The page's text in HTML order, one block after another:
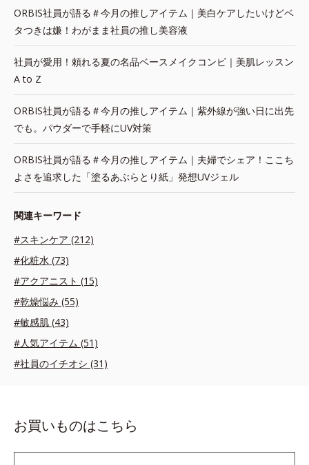
ORBIS社員が語る＃今月の推しアイテム｜美白ケアしたいけどベ
タつきは嫌！わがまま社員の推し美容液
社員が愛用！頼れる夏の名品ベースメイクコンビ｜美肌レッスン
A to Z
ORBIS社員が語る＃今月の推しアイテム｜紫外線が強い日に出先
でも。パウダーで手軽にUV対策
ORBIS社員が語る＃今月の推しアイテム｜夫婦でシェア！ここち
よさを追求した「塗るあぶらとり紙」発想UVジェル
関連キーワード
#スキンケア (212)
#化粧水 (73)
#アクアニスト (15)
#乾燥悩み (55)
#敏感肌 (43)
#人気アイテム (51)
#社員のイチオシ (31)
お買いものはこちら